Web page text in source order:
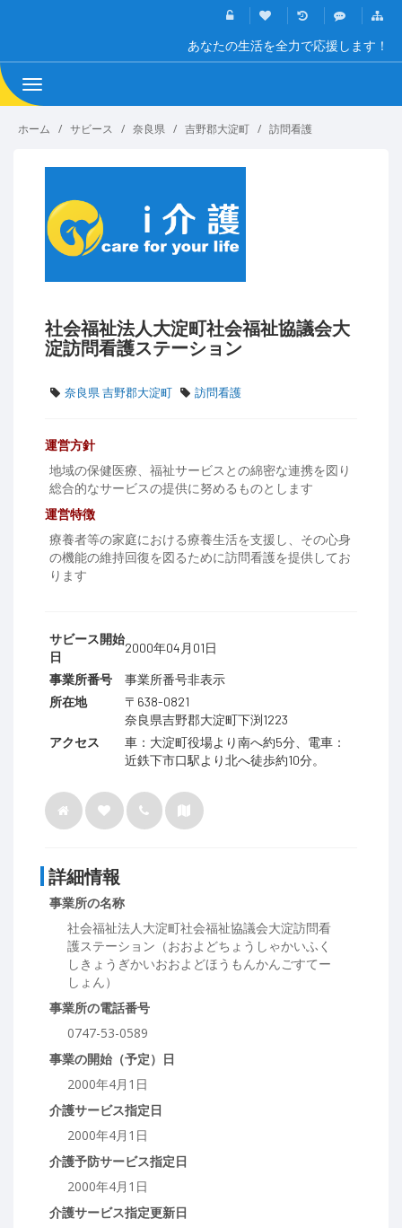
あなたの生活を全力で応援します！
Toggle
navigation
ホーム サビース 奈良県 吉野郡大淀町 訪問看護
社会福祉法人大淀町社会福祉協議会大
淀訪問看護ステーション
奈良県 吉野郡大淀町 訪問看護
運営方針
地域の保健医療、福祉サービスとの綿密な連携を図り
総合的なサービスの提供に努めるものとします
運営特徴
療養者等の家庭における療養生活を支援し、その心身
の機能の維持回復を図るために訪問看護を提供してお
ります
サビース開始
日
2000年04月01日
事業所番号
事業所番号非表示
所在地
〒638-0821
奈良県吉野郡大淀町下渕1223
アクセス
車：大淀町役場より南へ約5分、電車：
近鉄下市口駅より北へ徒歩約10分。
詳細情報
事業所の名称
社会福祉法人大淀町社会福祉協議会大淀訪問看
護ステーション（おおよどちょうしゃかいふく
しきょうぎかいおおよどほうもんかんごすてー
しょん）
事業所の電話番号
0747-53-0589
事業の開始（予定）日
2000年4月1日
介護サービス指定日
2000年4月1日
介護予防サービス指定日
2000年4月1日
介護サービス指定更新日